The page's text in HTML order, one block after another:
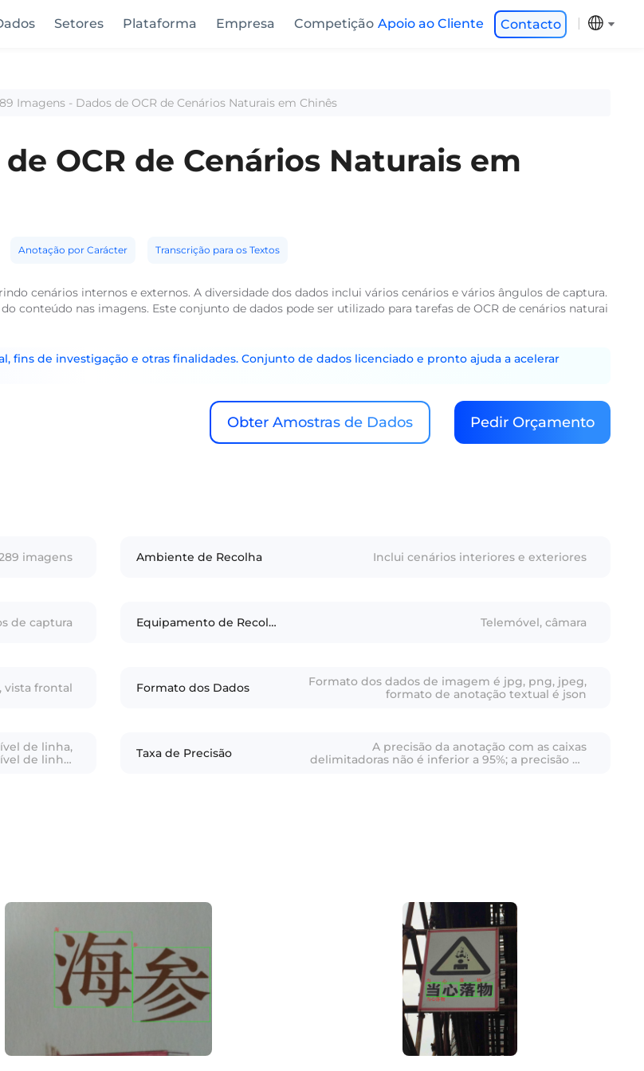
Setores Plataforma Empresa Competição Apoio ao Cliente Contacto
Imagens - Dados de OCR de Cenários Naturais em Chinês
OCR de Cenários Naturais em
Anotação por Carácter Transcrição para os Textos
cenários internos e externos. A diversidade dos dados inclui vários cenários e vários ângulos de captura.
conteúdo nas imagens. Este conjunto de dados pode ser utilizado para tarefas de OCR de cenários naturai
fins de investigação e otras finalidades. Conjunto de dados licenciado e pronto ajuda a acelerar
Obter Amostras de Dados Pedir Orçamento
imagens Ambiente de Recolha Inclui cenários interiores e exteriores
de captura Equipamento de Recolha Telemóvel, câmara
vista frontal Formato dos Dados
Formato dos dados de imagem é jpg, png, jpeg,
formato de anotação textual é json
de linha,
de linha;
Taxa de Precisão
A precisão da anotação com as caixas
delimitadoras não é inferior a 95%; a precisão da